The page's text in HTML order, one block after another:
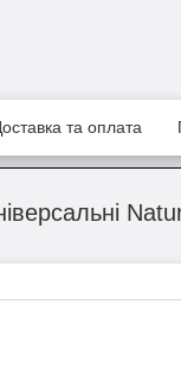
та оплата